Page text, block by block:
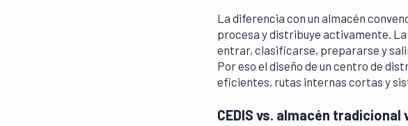
La diferencia con un almacén
procesa y distribuye activamente.
entrar, clasificarse, prepararse y
Por eso el diseño de un centro de
eficientes, rutas internas cortas y
CEDIS vs. almacén